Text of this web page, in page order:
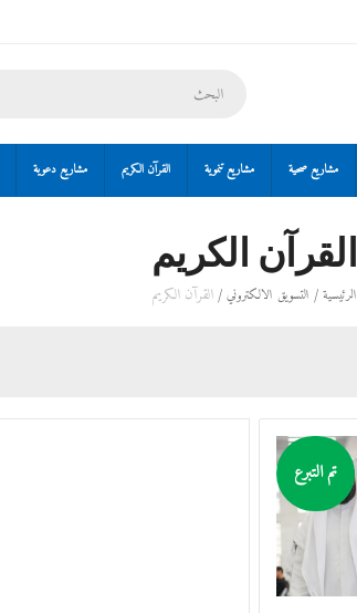
مشاريع صحية مشاريع تنموية القرآن الكريم مشاريع دعوية
القرآن الكريم
الرئيسية / التسويق الالكتروني /القرآن الكريم
تم التبرع